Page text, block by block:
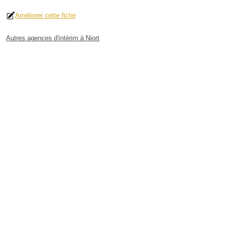
Améliorer cette fiche
Autres agences d'intérim à Niort